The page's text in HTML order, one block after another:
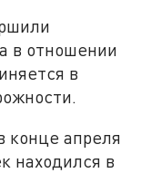
в отношении
в
конце апреля
находился в